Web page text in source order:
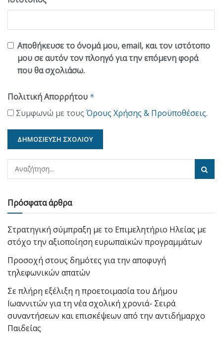
Αποθήκευσε το όνομά μου, email, και τον ιστότοπο
μου σε αυτόν τον πλοηγό για την επόμενη φορά
που θα σχολιάσω.
Πολιτική Απορρήτου *
Συμφωνώ με τους Όρους Χρήσης & Προϋποθέσεις.
Πρόσφατα άρθρα
Στρατηγική σύμπραξη με το Επιμελητήριο Ηλείας με
στόχο την αξιοποίηση ευρωπαϊκών προγραμμάτων
Προσοχή στους δημότες για την αποφυγή
τηλεφωνικών απατών
Σε πλήρη εξέλιξη η προετοιμασία του Δήμου
Ιωαννιτών για τη νέα σχολική χρονιά- Σειρά
συναντήσεων και επισκέψεων από την αντιδήμαρχο
Παιδείας